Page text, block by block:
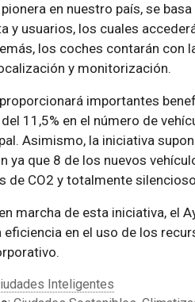
en nuestro país, se
y usuarios, los cuales
los coches contarán con
y monitorización.
importantes
11,5% en el número de
Asimismo, la iniciativa
ya que 8 de los nuevos
de CO2 y totalmente
marcha de esta iniciativa, el
eficiencia en el uso de los
Inteligentes